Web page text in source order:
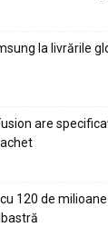
la livrările
are
120 de